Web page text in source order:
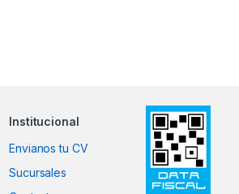
Institucional
Envianos tu CV
Sucursales